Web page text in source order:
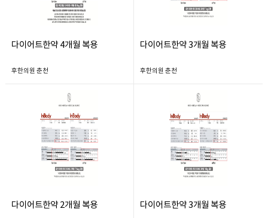
다이어트한약 4개월 복용
후한의원 춘천
다이어트한약 3개월 복용
후한의원 춘천
다이어트한약 2개월 복용 다이어트한약 3개월 복용